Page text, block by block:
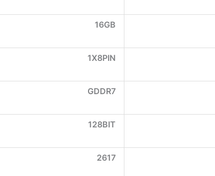
16GB
1X8PIN
GDDR7
128BIT
2617